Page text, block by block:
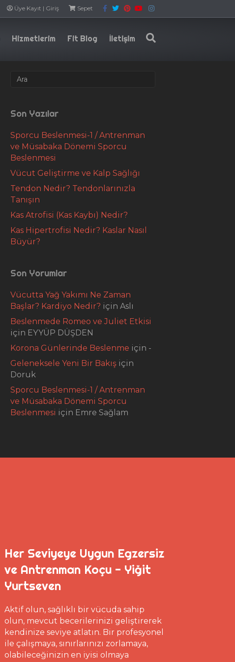
Üye Kayıt | Giriş Sepet
c
o
T
i
P
n
r
u
b
s
Hizmetlerim Fit Blog İletişim
Son Yazılar
Sporcu Beslenmesi-1 / Antrenman
ve Müsabaka Dönemi Sporcu
Beslenmesi
Vücut Geliştirme ve Kalp Sağlığı
Tendon Nedir? Tendonlarınızla
Tanışın
Kas Atrofisi (Kas Kaybı) Nedir?
Kas Hipertrofisi Nedir? Kaslar Nasıl
Büyür?
Son Yorumlar
Vücutta Yağ Yakımı Ne Zaman
Başlar? Kardiyo Nedir? için Aslı
Beslenmede Romeo ve Juliet Etkisi
için EYYÜP DÜŞDEN
Korona Günlerinde Beslenme için -
Geleneksele Yeni Bir Bakış için
Doruk
Sporcu Beslenmesi-1 / Antrenman
ve Müsabaka Dönemi Sporcu
Beslenmesi için Emre Sağlam
Her Seviyeye Uygun Egzersiz
ve Antrenman Koçu - Yiğit
Yurtseven
Aktif olun, sağlıklı bir vücuda sahip
olun, mevcut becerilerinizi geliştirerek
kendinize seviye atlatın. Bir profesyonel
ile çalışmaya, sınırlarınızı zorlamaya,
olabileceğinizin en iyisi olmaya